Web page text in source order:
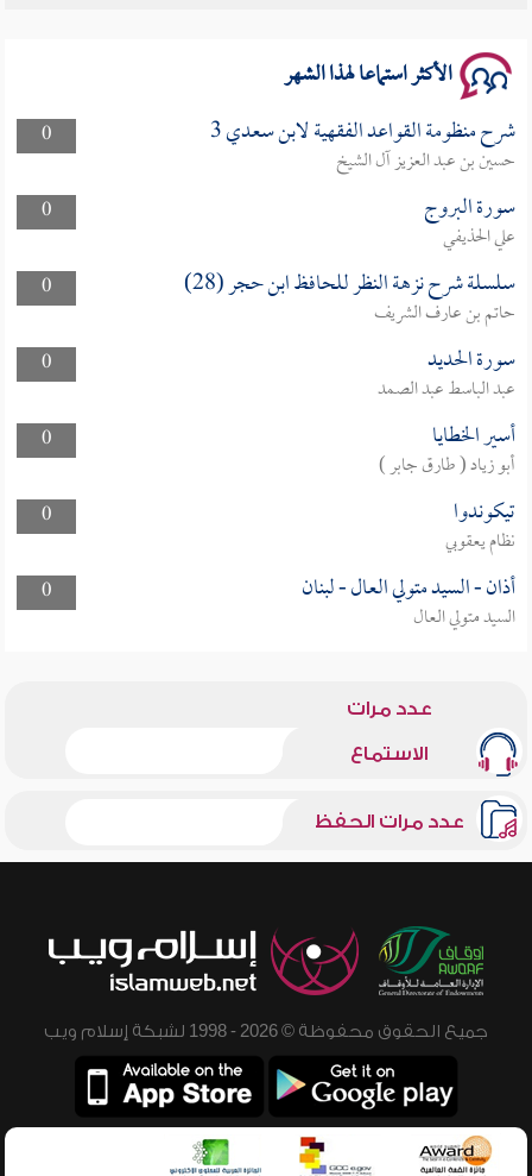
الأكثر استماعا لهذا الشهر
0 شرح منظومة القواعد الفقهية لابن سعدي 3
حسين بن عبد العزيز آل الشيخ
0
سورة البروج
علي الحذيفي
0
سلسلة شرح نزهة النظر للحافظ ابن حجر (28)
حاتم بن عارف الشريف
0
سورة الحديد
عبد الباسط عبد الصمد
0
أسير الخطايا
أبو زياد ( طارق جابر )
0
تيكوندوا
نظام يعقوبي
0
أذان - السيد متولي العال - لبنان
السيد متولي العال
عدد مرات
الاستماع
عدد مرات الحفظ
جميع الحقوق محفوظة © 2026 - 1998 لشبكة إسلام ويب